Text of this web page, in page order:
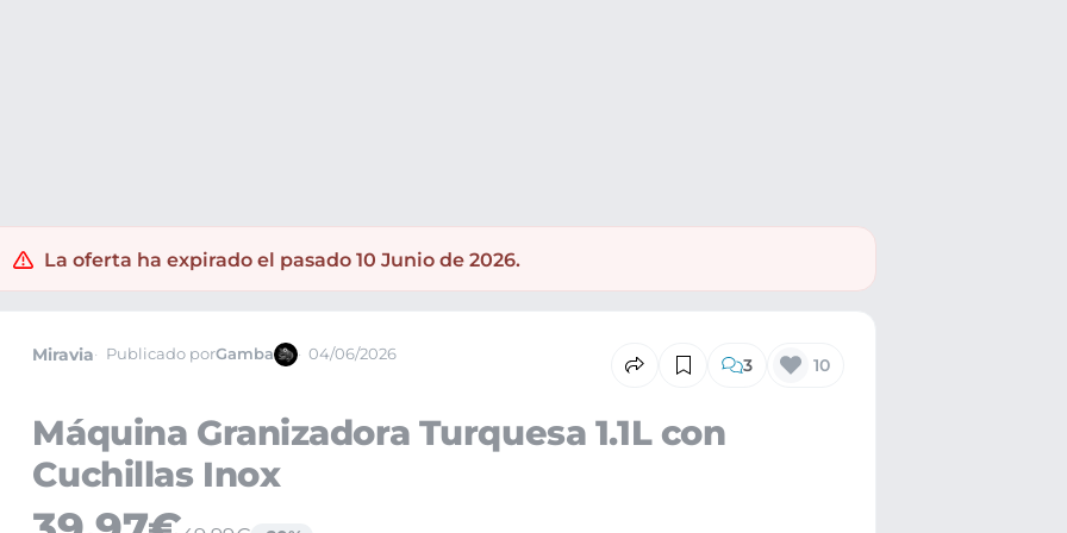
La oferta ha expirado el pasado 10 Junio de 2026.
Miravia Publicado porGamba 04/06/2026 3 10
Máquina Granizadora Turquesa 1.1L con
Cuchillas Inox